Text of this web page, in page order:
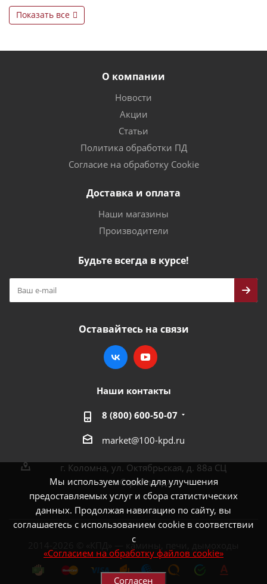
Мы используем cookie для улучшения
предоставляемых услуг и сбора статистических
данных. Продолжая навигацию по сайту, вы
соглашаетесь с использованием cookie в соответствии
с
«Согласием на обработку файлов cookie»
Согласен
Показать все
О компании
Новости
Акции
Статьи
Политика обработки ПД
Согласие на обработку Cookie
Доставка и оплата
Наши магазины
Производители
Будьте всегда в курсе!
Оставайтесь на связи
Наши контакты
8 (800) 600-50-07
market@100-kpd.ru
г. Коломна, ул. Октябрьская, д. 88а СЦ
«Стройлэнд»
2014-2026 © «КПД» — камины, печи, дымоходы